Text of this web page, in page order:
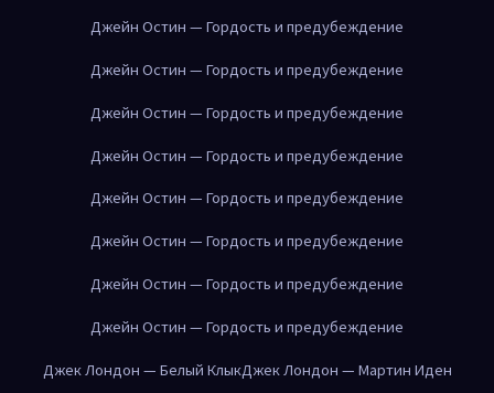
Джейн Остин — Гордость и предубеждение
Джейн Остин — Гордость и предубеждение
Джейн Остин — Гордость и предубеждение
Джейн Остин — Гордость и предубеждение
Джейн Остин — Гордость и предубеждение
Джейн Остин — Гордость и предубеждение
Джейн Остин — Гордость и предубеждение
Джейн Остин — Гордость и предубеждение
Джек Лондон — Белый КлыкДжек Лондон — Мартин Иден